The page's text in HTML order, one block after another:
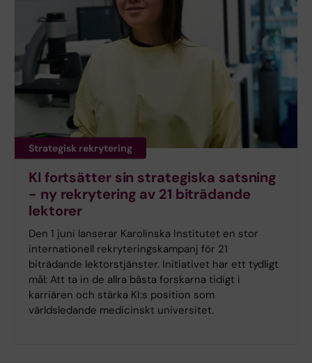
Strategisk rekrytering
KI fortsätter sin strategiska satsning
- ny rekrytering av 21 biträdande
lektorer
Den 1 juni lanserar Karolinska Institutet en stor
internationell rekryteringskampanj för 21
biträdande lektorstjänster. Initiativet har ett tydligt
mål: Att ta in de allra bästa forskarna tidigt i
karriären och stärka KI:s position som
världsledande medicinskt universitet.